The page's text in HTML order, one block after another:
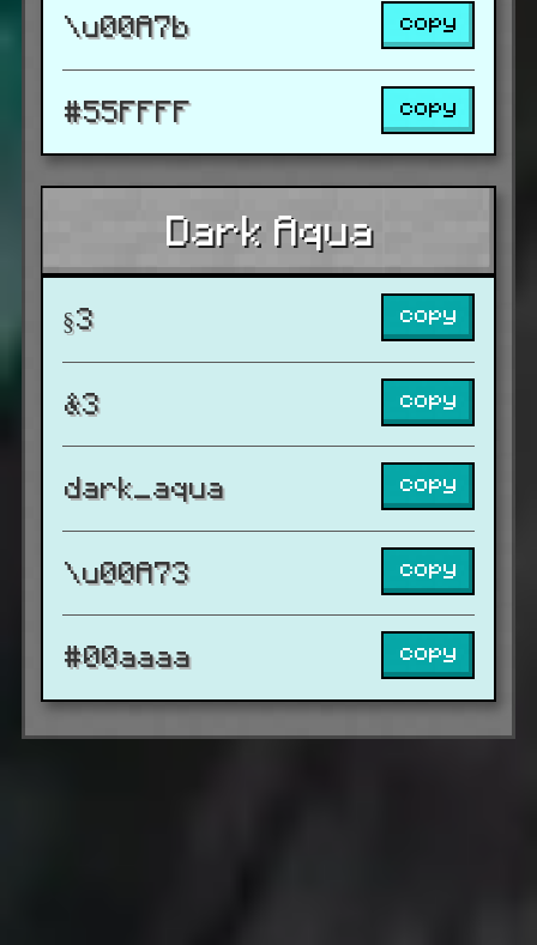
\u00A7b copy
#55FFFF copy
Dark Aqua
§3 copy
&3 copy
dark_aqua copy
\u00A73 copy
#00aaaa copy